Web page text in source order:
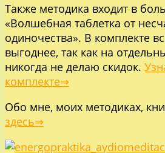
Также методика входит в
«Волшебная таблетка от
одиночества». В комплекте
выгоднее, так как на
никогда не делаю скидок.
комплекте⇒
Обо мне, моих методиках,
здесь⇒